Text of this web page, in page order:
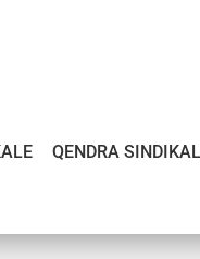
QENDRA